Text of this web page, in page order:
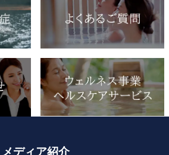
メディア紹介